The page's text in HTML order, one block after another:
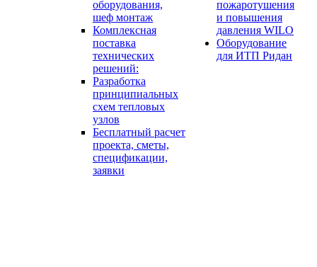
оборудования,
шеф монтаж
Комплексная
поставка
технических
решений:
Разработка
принципиальных
схем тепловых
узлов
Бесплатный расчет
проекта, сметы,
спецификации,
заявки
пожаротушения
и повышения
давления WILO
Оборудование
для ИТП Ридан